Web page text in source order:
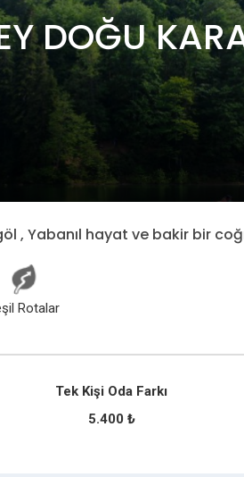
DOĞU
, Yabanıl hayat ve bakir bir
Rotalar
Tek Kişi Oda Farkı
5.400 ₺